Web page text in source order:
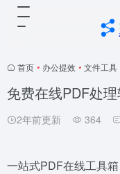
首页 • 办公提效 • 文件工具
免费在线PDF处
2年前更新 364
一站式PDF在线工具